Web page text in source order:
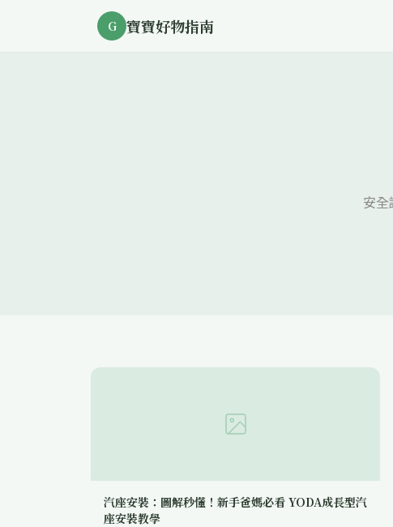
G 寶寶好物指南
安
汽座安裝：圖解秒懂！新手爸媽必看 YODA成長型汽
座安裝教學